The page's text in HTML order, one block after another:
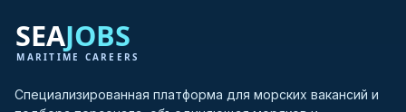
Специализированная платформа для морских вакансий и